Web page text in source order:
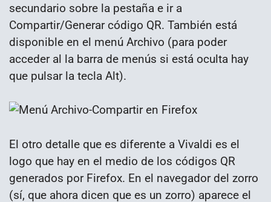
secundario sobre la pestaña e ir a
Compartir/Generar código QR. También está
disponible en el menú Archivo (para poder
acceder al la barra de menús si está oculta hay
que pulsar la tecla Alt).
El otro detalle que es diferente a Vivaldi es el
logo que hay en el medio de los códigos QR
generados por Firefox. En el navegador del zorro
(sí, que ahora dicen que es un zorro) aparece el